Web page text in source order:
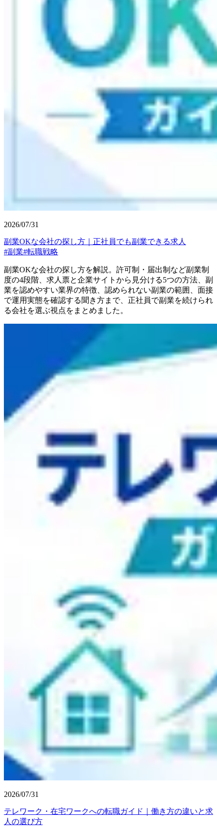
2026/07/31
副業OKな会社の探し方｜正社員でも副業できる求人
#副業#転職戦略
副業OKな会社の探し方を解説。許可制・届出制など副業制
度の4段階、求人票と企業サイトから見分ける5つの方法、副
業を認めやすい業界の特徴、認められない副業の範囲、面接
で運用実態を確認する聞き方まで、正社員で副業を続けられ
る会社を選ぶ視点をまとめました。
2026/07/31
テレワーク・在宅ワークへの転職ガイド｜働き方の違いと求
人の選び方